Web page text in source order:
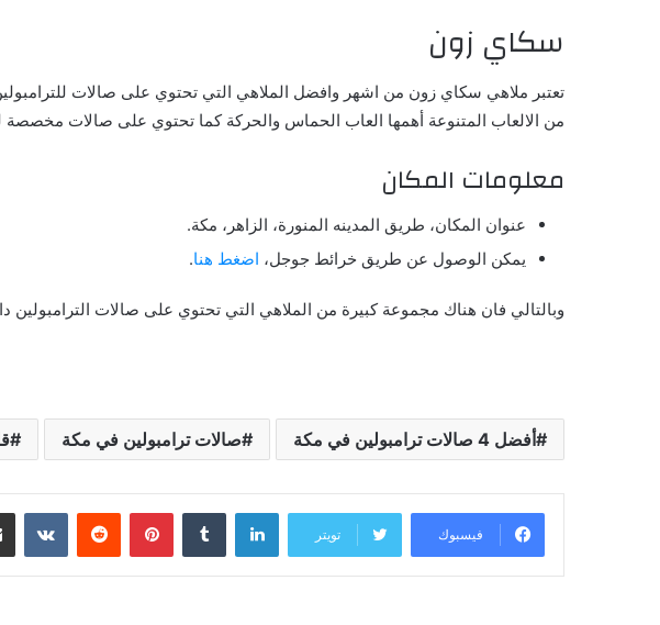
سكاي زون
تعتبر ملاهي سكاي زون من اشهر وافضل الملاهي التي تحتوي على صالات
من الالعاب المتنوعة أهمها العاب الحماس والحركة كما تحتوي على صالات مخصصة
معلومات المكان
عنوان المكان، طريق المدينه المنورة، الزاهر، مكة.
يمكن الوصول عن طريق خرائط جوجل، اضغط هنا.
وبالتالي فان هناك مجموعة كبيرة من الملاهي التي تحتوي على صالات الترامبولين
أفضل 4 صالات ترامبولين في مكة صالات ترامبولين في مكة
فيسبوك تويتر
لينكدإن بينتيريست